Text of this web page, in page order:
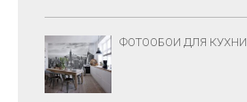
ФОТООБОИ ДЛЯ КУХНИ